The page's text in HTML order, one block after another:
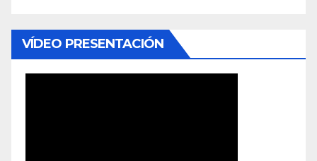
VÍDEO PRESENTACIÓN